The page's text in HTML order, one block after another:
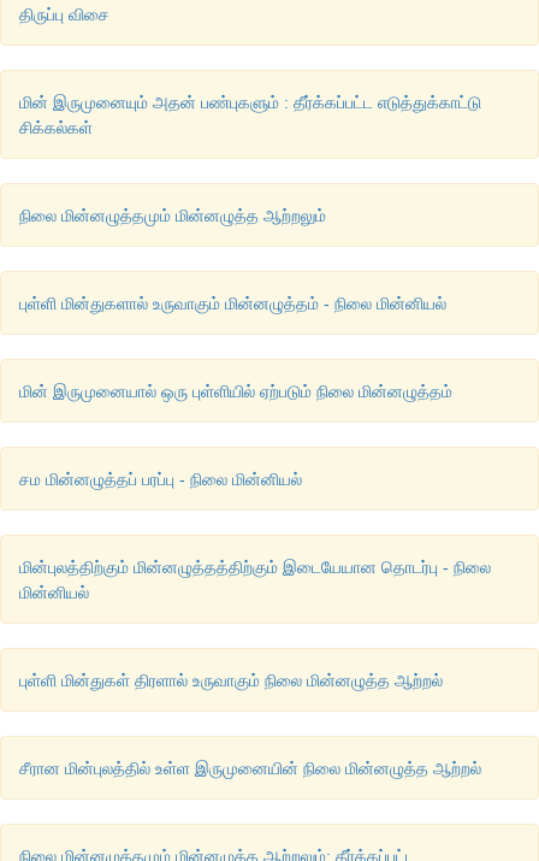
திருப்பு விசை
மின் இருமுனையும் அதன் பண்புகளும் : தீர்க்கப்பட்ட எடுத்துக்காட்டு
சிக்கல்கள்
நிலை மின்னழுத்தமும் மின்னழுத்த ஆற்றலும்
புள்ளி மின்துகளால் உருவாகும் மின்னழுத்தம் - நிலை மின்னியல்
மின் இருமுனையால் ஒரு புள்ளியில் ஏற்படும் நிலை மின்னழுத்தம்
சம மின்னழுத்தப் பரப்பு - நிலை மின்னியல்
மின்புலத்திற்கும் மின்னழுத்தத்திற்கும் இடையேயான தொடர்பு - நிலை
மின்னியல்
புள்ளி மின்துகள் திரளால் உருவாகும் நிலை மின்னழுத்த ஆற்றல்
சீரான மின்புலத்தில் உள்ள இருமுனையின் நிலை மின்னழுத்த ஆற்றல்
நிலை மின்னழுத்தமும் மின்னழுத்த ஆற்றலும்: தீர்க்கப்பட்ட